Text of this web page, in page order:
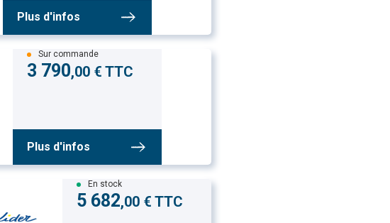
Plus d'infos
Sur commande
3 790,00 € TTC
Plus d'infos
En stock
5 682,00 € TTC